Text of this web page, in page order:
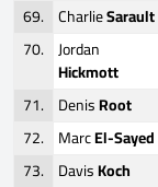
69. CharlieSarault
70. Jordan
Hickmott
71. DenisRoot
72. MarcEl-Sayed
73. DavisKoch